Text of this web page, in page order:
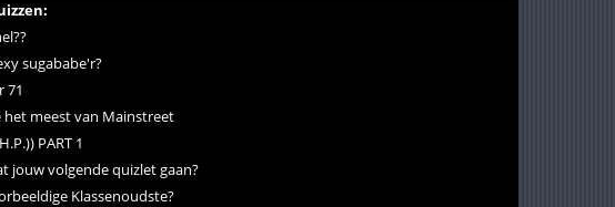
sugababe'r?
71
het meest van Mainstreet
PART 1
jouw volgende quizlet gaan?
Klassenoudste?